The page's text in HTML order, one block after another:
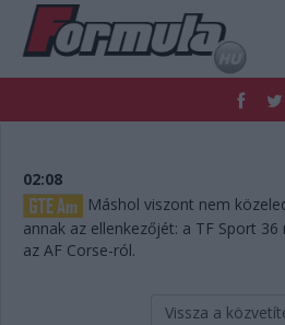
FORMULA
NEMZETKÖZI
RETRO
PODCAST
02:08
Máshol viszont nem
annak az ellenkezőjét: a TF Sport
az AF Corse-ról.
Vissza a